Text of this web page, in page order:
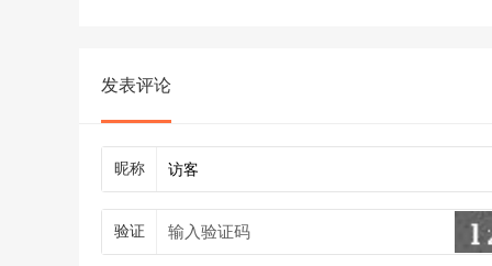
发表评论
昵称
验证